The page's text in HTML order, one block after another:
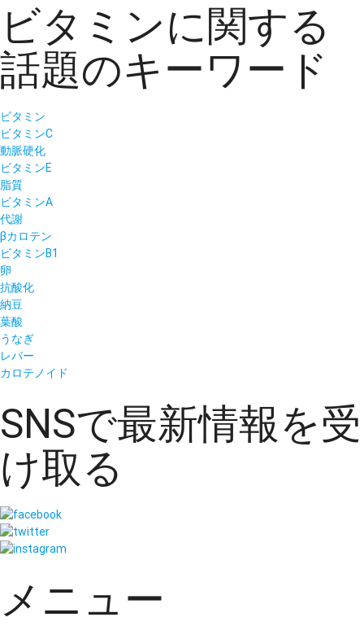
ビタミンに関する
話題のキーワード
ビタミン
ビタミンC
動脈硬化
ビタミンE
脂質
ビタミンA
代謝
βカロテン
ビタミンB1
卵
抗酸化
納豆
葉酸
うなぎ
レバー
カロテノイド
SNSで最新情報を受
け取る
メニュー